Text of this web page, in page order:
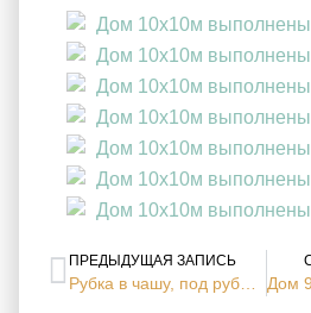
ПРЕДЫДУЩАЯ ЗАПИСЬ